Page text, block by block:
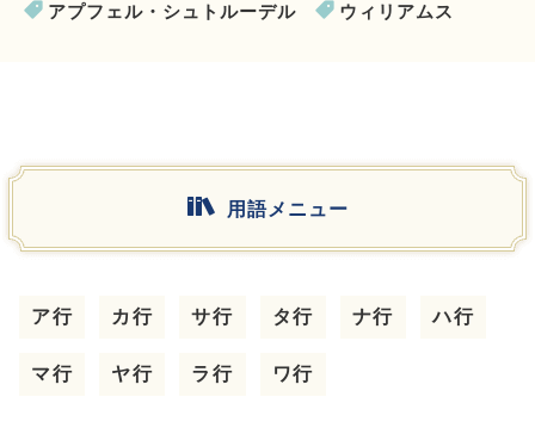
アプフェル・シュトルーデル
ウィリアムス
用語メニュー
ア行 カ行 サ行 タ行 ナ行 ハ行
マ行 ヤ行 ラ行 ワ行